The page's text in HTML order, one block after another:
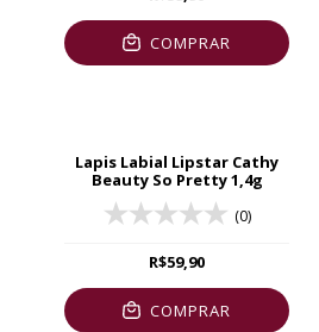
COMPRAR
Lapis Labial Lipstar Cathy
Beauty So Pretty 1,4g
(0)
R$59,90
COMPRAR